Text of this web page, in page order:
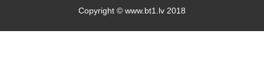
Copyright © www.bt1.lv 2018